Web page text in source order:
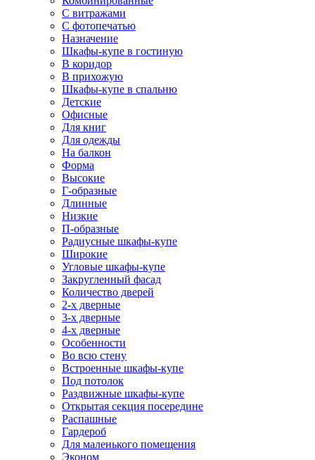
С витражами
С фотопечатью
Назначение
Шкафы-купе в гостиную
В коридор
В прихожую
Шкафы-купе в спальню
Детские
Офисные
Для книг
Для одежды
На балкон
Форма
Высокие
Г-образные
Длинные
Низкие
П-образные
Радиусные шкафы-купе
Широкие
Угловые шкафы-купе
Закругленный фасад
Количество дверей
2-х дверные
3-х дверные
4-х дверные
Особенности
Во всю стену
Встроенные шкафы-купе
Под потолок
Раздвижные шкафы-купе
Открытая секция посередине
Распашные
Гардероб
Для маленького помещения
Эконом